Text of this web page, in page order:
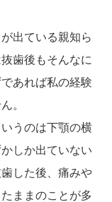
出ている親知ら
歯後もそんなに
あれば私の経験
。
うのは下顎の横
しか出ていない
した後、痛みや
ままのことが多